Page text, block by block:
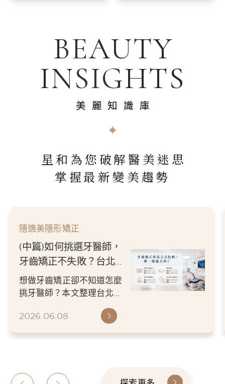
BEAUTY
INSIGHTS
美麗知識庫
星和為您破解醫美迷思
掌握最新變美趨勢
隱適美隱形矯正
(中篇)如何挑選牙醫師，
牙齒矯正不失敗？台北／
新竹牙醫推薦指南
想做牙齒矯正卻不知道怎麼
挑牙醫師？本文整理台北／
醫師經驗、數位檢查、矯正
2026.06.08